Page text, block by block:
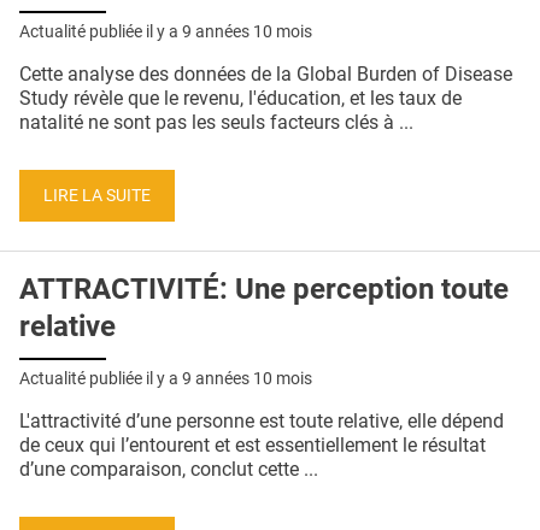
L'APP
PUBLICITÉ
CONTACT
Actualité publiée il y a 9 années 10 mois
Cette analyse des données de la Global Burden of Disease
Study révèle que le revenu, l'éducation, et les taux de
natalité ne sont pas les seuls facteurs clés à ...
LIRE LA SUITE
ATTRACTIVITÉ: Une perception toute
relative
Actualité publiée il y a 9 années 10 mois
L'attractivité d’une personne est toute relative, elle dépend
de ceux qui l’entourent et est essentiellement le résultat
d’une comparaison, conclut cette ...